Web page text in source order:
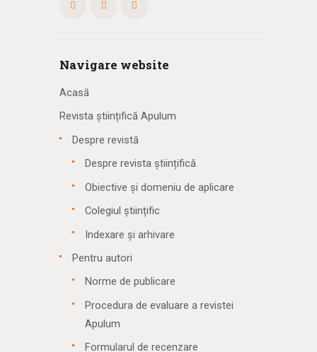
Navigare website
Acasă
Revista științifică Apulum
Despre revistă
Despre revista științifică
Obiective și domeniu de aplicare
Colegiul științific
Indexare și arhivare
Pentru autori
Norme de publicare
Procedura de evaluare a revistei
Apulum
Formularul de recenzare